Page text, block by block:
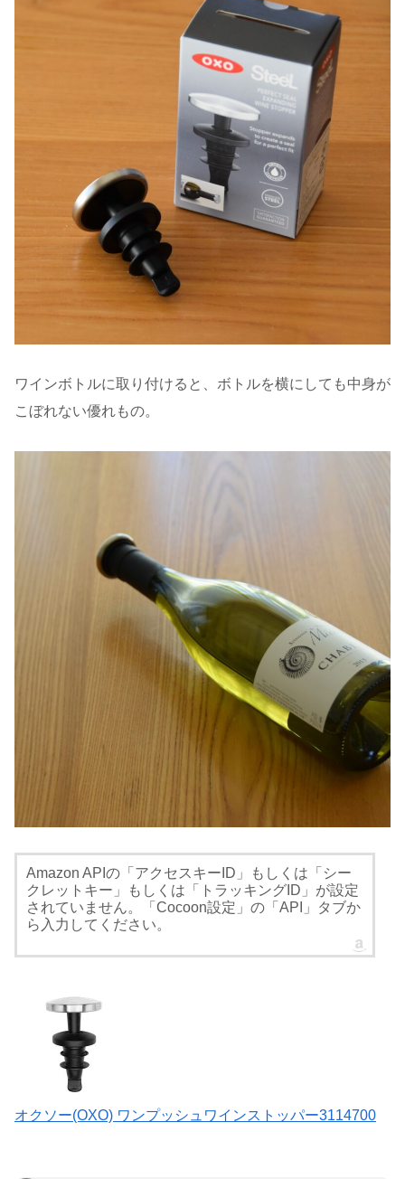
ワインボトルに取り付けると、ボトルを横にしても中身が
こぼれない優れもの。
Amazon APIの「アクセスキーID」もしくは「シー
クレットキー」もしくは「トラッキングID」が設定
されていません。「Cocoon設定」の「API」タブか
ら入力してください。
オクソー(OXO) ワンプッシュワインストッパー3114700